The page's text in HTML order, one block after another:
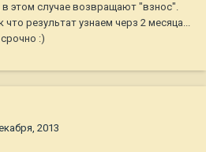
этом случае возвращают "взнос".
что результат узнаем черз 2 месяца...
:)
2013